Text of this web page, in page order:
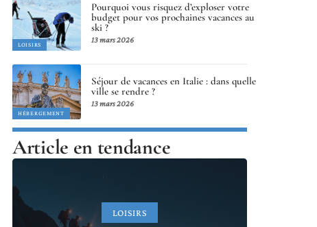
LOISIRS
Pourquoi vous risquez d’exploser votre
budget pour vos prochaines vacances au
ski ?
13 mars 2026
HÉBERGEMENT
Séjour de vacances en Italie : dans quelle
ville se rendre ?
13 mars 2026
Article en tendance
LOISIRS